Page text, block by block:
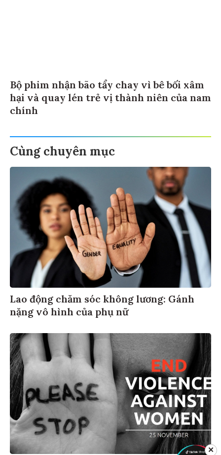
Bộ phim nhận bão tẩy chay vì bê bối xâm
hại và quay lén trẻ vị thành niên của nam
chính
Cùng chuyên mục
Lao động chăm sóc không lương: Gánh
nặng vô hình của phụ nữ
✕